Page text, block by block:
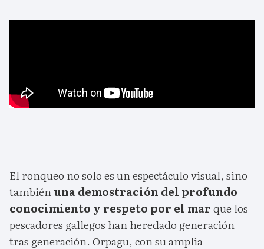
El ronqueo no solo es un espectáculo visual, sino
tambiénuna demostración del profundo
conocimiento y respeto por el marque los
pescadores gallegos han heredado generación
tras generación. Orpagu, con su amplia